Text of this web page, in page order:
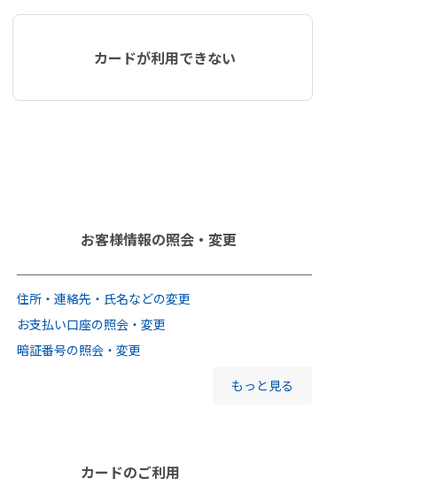
カードが利用できない
お客様情報の照会・変更
住所・連絡先・氏名などの変更
お支払い口座の照会・変更
暗証番号の照会・変更
もっと見る
カードのご利用